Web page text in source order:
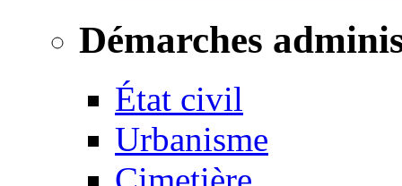
Démarches
État civil
Urbanisme